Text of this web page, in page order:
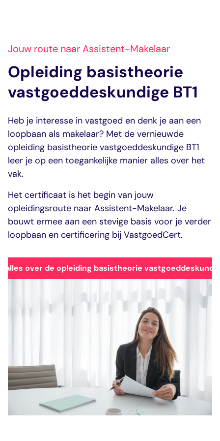
Makelaar bij VastgoedCert.
Meer info
Schrijf je snel in als
Assistent-Makelaar
inschrijven
De Praktijkmodule A-RMT is
ontwikkeld voor kandidaten met het
diploma Basistheorie
willen inschrijven als Assistent-
Makelaar bij VastgoedCert.
Meer info
Schrijf je snel in als
Assistent-Makelaar
inschrijven
Jouw route naar Assistent-Makelaar
Opleiding basistheorie
vastgoeddeskundige BT1
Heb je interesse in vastgoed en denk je aan een
loopbaan als makelaar? Met de vernieuwde
opleiding basistheorie vastgoeddeskundige BT1
leer je op een toegankelijke manier alles over het
vak.
Het certificaat is het begin van jouw
opleidingsroute naar Assistent-Makelaar. Je
bouwt ermee aan een stevige basis voor je verder
loopbaan en certificering bij VastgoedCert.
alles over de opleiding basistheorie